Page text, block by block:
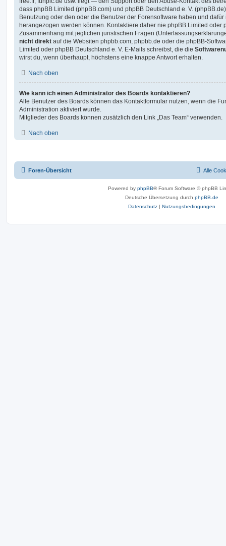
dass phpBB Limited (phpBB.com) und phpBB Deutschland e. V.
Benutzung oder den oder die Benutzer der Forensoftware haben und
herangezogen werden können. Kontaktiere daher nie phpBB Limited oder
Zusammenhang mit jeglichen juristischen Fragen
nicht direkt auf die Websiten phpbb.com, phpbb.de oder die phpBB-
Limited oder phpBB Deutschland e. V. E-Mails schreibst, die die
wirst du, wenn überhaupt, höchstens eine knappe Antwort erhalten.
Nach oben
Wie kann ich einen Administrator des Boards kontaktieren?
Alle Benutzer des Boards können das Kontaktformular nutzen, wenn die
Administration aktiviert wurde.
Mitglieder des Boards können zusätzlich den Link „Das Team“ verwenden.
Nach oben
Foren-Übersicht Alle
Powered by phpBB® Forum Software © phpBB
Deutsche Übersetzung durch phpBB.de
Datenschutz | Nutzungsbedingungen